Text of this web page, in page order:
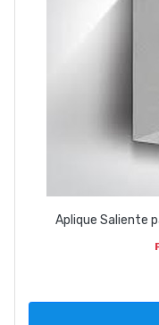
Aplique Saliente